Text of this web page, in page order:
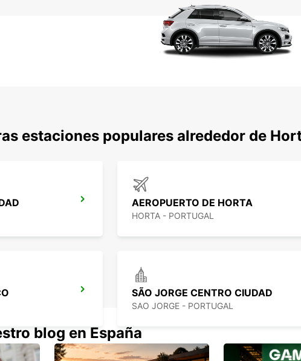
estaciones populares alrededor de
AEROPUERTO DE HORTA
HORTA - PORTUGAL
SÃO JORGE CENTRO CIUDAD
SAO JORGE - PORTUGAL
blog en España